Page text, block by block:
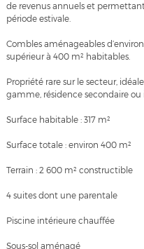
de revenus annuels et
période estivale.
Combles aménageables
supérieur à 400 m² habitables.
Propriété rare sur le secteur,
gamme, résidence secondaire
Surface habitable : 317 m²
Surface totale : environ 400 m²
Terrain : 2 600 m² constructible
4 suites dont une parentale
Piscine intérieure chauffée
Sous-sol aménagé